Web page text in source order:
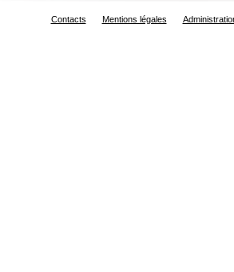
Contacts Mentions légales